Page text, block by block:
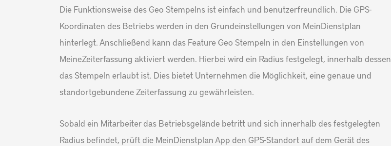
Die Funktionsweise des Geo Stempelns ist einfach und benutzerfreundlich. Die GPS-
Koordinaten des Betriebs werden in den Grundeinstellungen von MeinDienstplan
hinterlegt. Anschließend kann das Feature Geo Stempeln in den Einstellungen von
MeineZeiterfassung aktiviert werden. Hierbei wird ein Radius festgelegt, innerhalb dessen
das Stempeln erlaubt ist. Dies bietet Unternehmen die Möglichkeit, eine genaue und
standortgebundene Zeiterfassung zu gewährleisten.
Sobald ein Mitarbeiter das Betriebsgelände betritt und sich innerhalb des festgelegten
Radius befindet, prüft die MeinDienstplan App den GPS-Standort auf dem Gerät des